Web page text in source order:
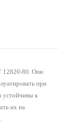
12820-80. Они
при
устойчивы к
их на